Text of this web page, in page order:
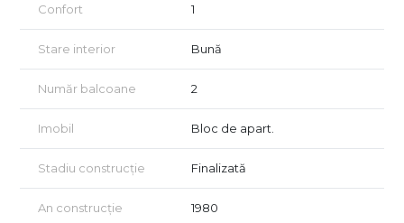
Confort 1
Stare interior Bună
Număr balcoane 2
Imobil Bloc de apart.
Stadiu construcție Finalizată
An construcție 1980